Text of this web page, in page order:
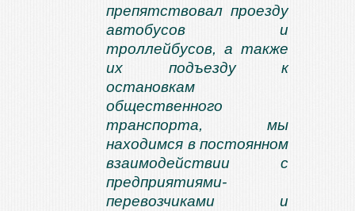
препятствовал проезду
автобусов и
троллейбусов, а также
их подъезду к
остановкам
общественного
транспорта, мы
находимся в постоянном
взаимодействии с
предприятиями-
перевозчиками и